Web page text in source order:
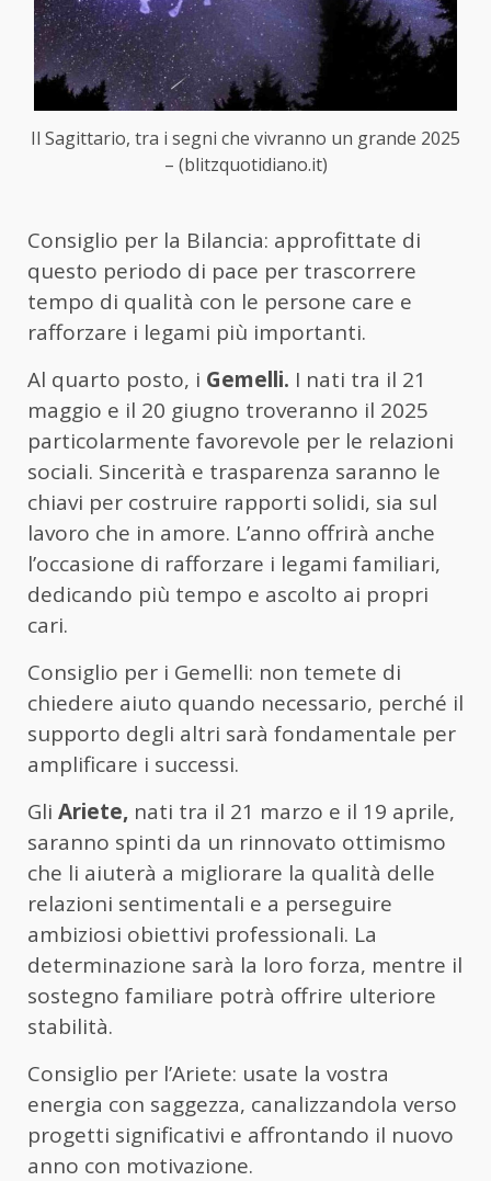
Il Sagittario, tra i segni che vivranno un grande 2025
– (blitzquotidiano.it)
Consiglio per la Bilancia: approfittate di
questo periodo di pace per trascorrere
tempo di qualità con le persone care e
rafforzare i legami più importanti.
Al quarto posto, i Gemelli. I nati tra il 21
maggio e il 20 giugno troveranno il 2025
particolarmente favorevole per le relazioni
sociali. Sincerità e trasparenza saranno le
chiavi per costruire rapporti solidi, sia sul
lavoro che in amore. L’anno offrirà anche
l’occasione di rafforzare i legami familiari,
dedicando più tempo e ascolto ai propri
cari.
Consiglio per i Gemelli: non temete di
chiedere aiuto quando necessario, perché il
supporto degli altri sarà fondamentale per
amplificare i successi.
Gli Ariete, nati tra il 21 marzo e il 19 aprile,
saranno spinti da un rinnovato ottimismo
che li aiuterà a migliorare la qualità delle
relazioni sentimentali e a perseguire
ambiziosi obiettivi professionali. La
determinazione sarà la loro forza, mentre il
sostegno familiare potrà offrire ulteriore
stabilità.
Consiglio per l’Ariete: usate la vostra
energia con saggezza, canalizzandola verso
progetti significativi e affrontando il nuovo
anno con motivazione.